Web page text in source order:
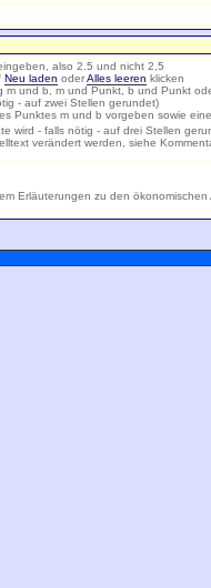
also 2.5 und nicht 2,5
Neu laden oderAlles leeren klicken
m und b, m und Punkt, b und Punkt
- auf zwei Stellen gerundet)
Punktes m und b vorgeben sowie
wird - falls nötig - auf drei Stellen
verändert werden, siehe
Erläuterungen zu den